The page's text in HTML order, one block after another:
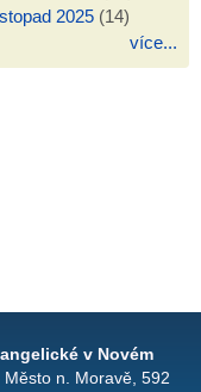
2025(14)
více...
v Novém
Město n. Moravě, 592